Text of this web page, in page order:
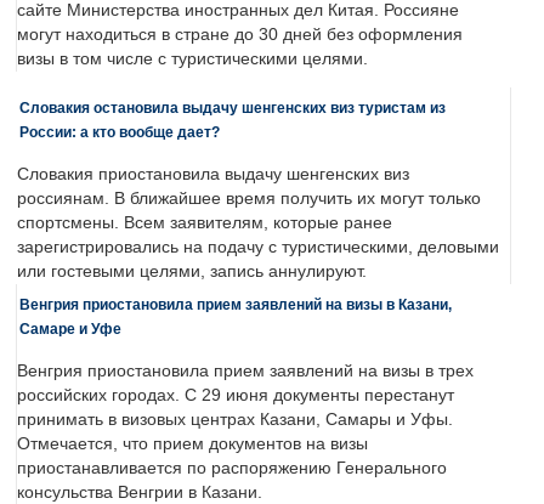
сайте Министерства иностранных дел Китая. Россияне
могут находиться в стране до 30 дней без оформления
визы в том числе с туристическими целями.
Словакия остановила выдачу шенгенских виз туристам из
России: а кто вообще дает?
Словакия приостановила выдачу шенгенских виз
россиянам. В ближайшее время получить их могут только
спортсмены. Всем заявителям, которые ранее
зарегистрировались на подачу с туристическими, деловыми
или гостевыми целями, запись аннулируют.
Венгрия приостановила прием заявлений на визы в Казани,
Самаре и Уфе
Венгрия приостановила прием заявлений на визы в трех
российских городах. С 29 июня документы перестанут
принимать в визовых центрах Казани, Самары и Уфы.
Отмечается, что прием документов на визы
приостанавливается по распоряжению Генерального
консульства Венгрии в Казани.